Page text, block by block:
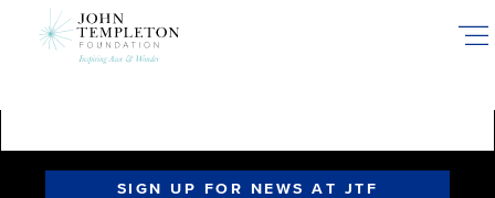
SIGN UP FOR NEWS AT JTF